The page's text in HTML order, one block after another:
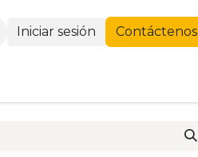
Iniciar sesión Contáctenos